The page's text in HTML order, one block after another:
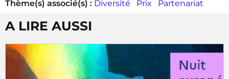
Thème(s) associé(s) : Diversité Prix Partenariat
A LIRE AUSSI